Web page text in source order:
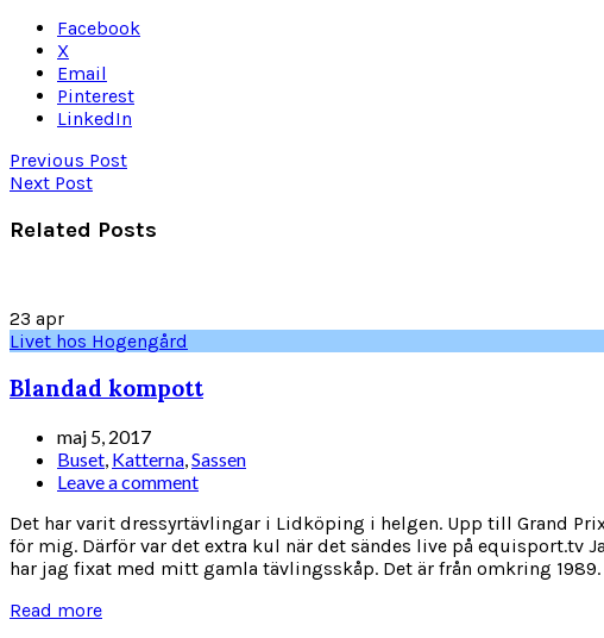
Facebook
X
Email
Pinterest
LinkedIn
Previous Post
Next Post
Related Posts
23 apr
Livet hos Hogengård
Blandad kompott
maj 5, 2017
Buset, Katterna,Sassen
Leave a comment
Det har varit dressyrtävlingar i Lidköping i helgen. Upp till Grand
för mig. Därför var det extra kul när det sändes live på equisport.tv
har jag fixat med mitt gamla tävlingsskåp. Det är från omkring
Read more